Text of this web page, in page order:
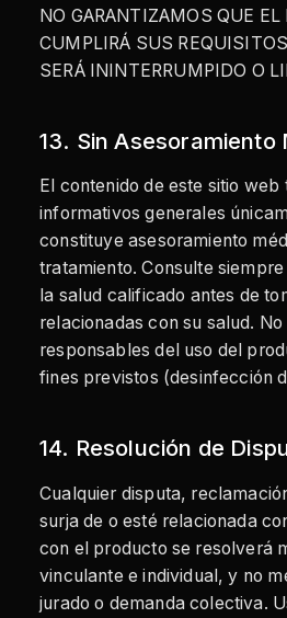
NO GARANTIZAMOS QUE EL
CUMPLIRÁ SUS
SERÁ ININTERRUMPIDO O
13. Sin Asesoramiento
El contenido de este sitio web
informativos generales
constituye asesoramiento
tratamiento. Consulte
la salud calificado antes de
relacionadas con su salud.
responsables del uso del
fines previstos (desinfección
14. Resolución de
Cualquier disputa,
surja de o esté relacionada
con el producto se resolverá
vinculante e individual, y no
jurado o demanda colectiva.